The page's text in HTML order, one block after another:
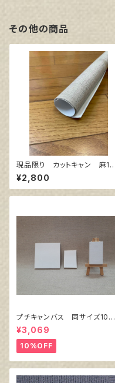
その他の商品
現品限り カットキャン 麻10
0％ F8 (5枚組)
¥2,800
プチキャンバス 同サイズ10枚
セット
¥3,069
10%OFF